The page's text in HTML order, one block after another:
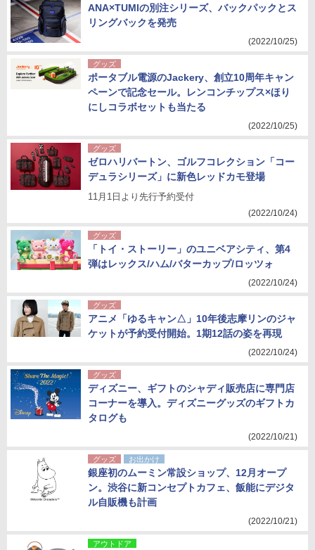
ANA×TUMIの別注シリーズ、バックパックとス
リングバックを発売
(2022/10/25)
グッズ
ポータブル電源のJackery、創立10周年キャン
ペーンで記念セール。レンコンチップス×ほり
にしコラボセットも当たる
(2022/10/25)
グッズ
ゼロハリバートン、ゴルフコレクション「コー
デュラシリーズ」に新色レッドカモ登場
11月1日より先行予約受付
(2022/10/24)
グッズ
「トイ・ストーリー」のユニベアシティ、第4
弾はレックス/ハム/バターカップ/ロッツォ
(2022/10/24)
グッズ
アニメ「ゆるキャン△」10年後志摩リンのジャ
ケットが予約受付開始。1期12話の姿を再現
(2022/10/24)
グッズ
ディズニー、ギフトのシャディ販売店に専門店
コーナーを導入。ディズニーグッズのギフトカ
タログも
(2022/10/21)
グッズ お出かけ
銀座初のムーミン常設ショップ、12月オープ
ン。渋谷に新コンセプトカフェ、飯能にデジタ
ル自販機も計画
(2022/10/21)
アウトドア